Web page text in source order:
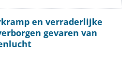
en verraderlijke
gevaren van